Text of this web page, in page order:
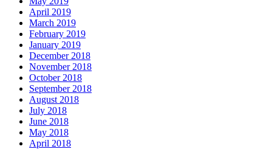
April 2019
March 2019
February 2019
January 2019
December 2018
November 2018
October 2018
September 2018
August 2018
July 2018
June 2018
May 2018
April 2018